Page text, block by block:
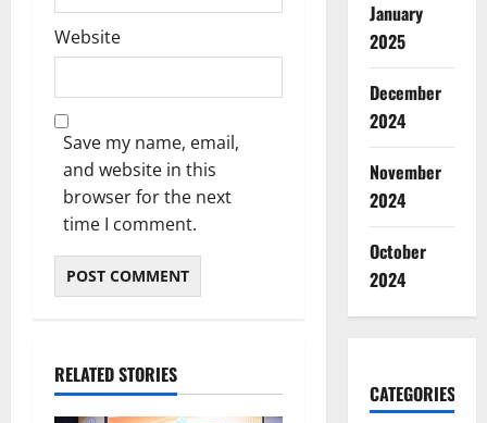
Website
Save my name, email,
and website in this
browser for the next
time I comment.
RELATED STORIES
January
2025
December
2024
November
2024
October
2024
CATEGORIES